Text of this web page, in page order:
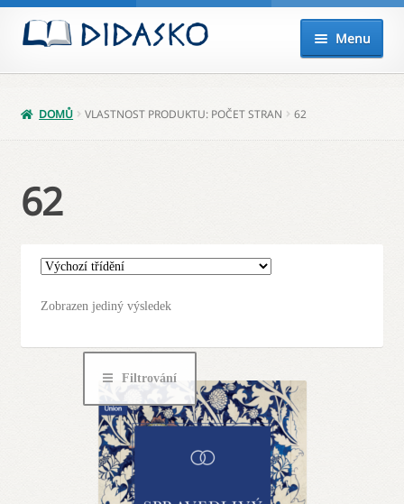
Přeskočit
navigaci
Přejít
obsahu
Menu
Expand
Balíčky
Odebírej novinky!
DOMŮ VLASTNOST PRODUKTU: POČET STRAN 62
62
Zobrazen jediný výsledek
Filtrování